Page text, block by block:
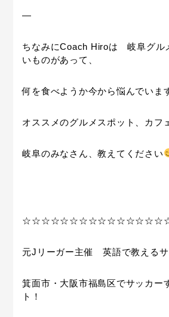
—
ちなみにCoach Hiroは 岐阜グル
いものがあって、
何を食べようか今から悩んでいま
オススメのグルメスポット、カフ
岐阜のみなさん、教えてください
元J リーガー主催 英語で教えるサ
箕面市・大阪市福島区でサッカー
ト！